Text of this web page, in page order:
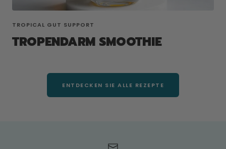
TROPICAL GUT SUPPORT
TROPENDARM SMOOTHIE
ENTDECKEN SIE ALLE REZEPTE